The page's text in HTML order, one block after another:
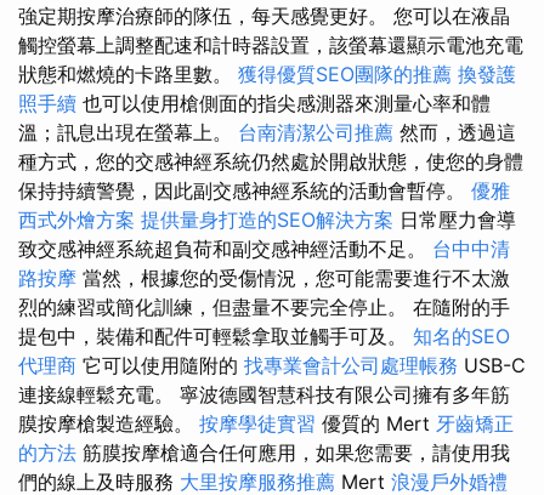
強定期按摩治療師的隊伍，每天感覺更好。 您可以在液晶
觸控螢幕上調整配速和計時器設置，該螢幕還顯示電池充電
狀態和燃燒的卡路里數。 獲得優質SEO團隊的推薦 換發護
照手續 也可以使用槍側面的指尖感測器來測量心率和體
溫；訊息出現在螢幕上。 台南清潔公司推薦 然而，透過這
種方式，您的交感神經系統仍然處於開啟狀態，使您的身體
保持持續警覺，因此副交感神經系統的活動會暫停。 優雅
西式外燴方案 提供量身打造的SEO解決方案 日常壓力會導
致交感神經系統超負荷和副交感神經活動不足。 台中中清
路按摩 當然，根據您的受傷情況，您可能需要進行不太激
烈的練習或簡化訓練，但盡量不要完全停止。 在隨附的手
提包中，裝備和配件可輕鬆拿取並觸手可及。 知名的SEO
代理商 它可以使用隨附的 找專業會計公司處理帳務 USB-C
連接線輕鬆充電。 寧波德國智慧科技有限公司擁有多年筋
膜按摩槍製造經驗。 按摩學徒實習 優質的 Mert 牙齒矯正
的方法 筋膜按摩槍適合任何應用，如果您需要，請使用我
們的線上及時服務 大里按摩服務推薦 Mert 浪漫戶外婚禮